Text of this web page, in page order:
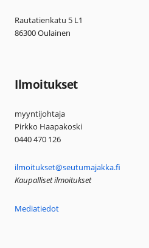
Rautatienkatu 5 L1
86300 Oulainen
Ilmoitukset
myyntijohtaja
Pirkko Haapakoski
0440 470 126
ilmoitukset@seutumajakka.fi
Kaupalliset ilmoitukset
Mediatiedot